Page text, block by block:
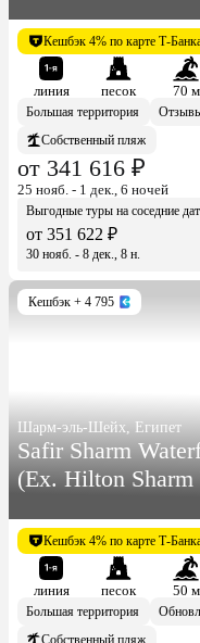
Кешбэк 4% по карте Т-
линия песок 70 м
Большая территория
Собственный пляж
от 341 616 ₽
25 нояб. - 1 дек., 6 ночей
Выгодные туры на соседние
от 351 622 ₽
30 нояб. - 8 дек., 8 н.
Кешбэк + 4 795
Шарм-эль-Шейх, Египет
Safir Sharm
(Ex. Hilton Sharm
Кешбэк 4% по карте Т-
линия песок 50 м
Большая территория
Собственный пляж